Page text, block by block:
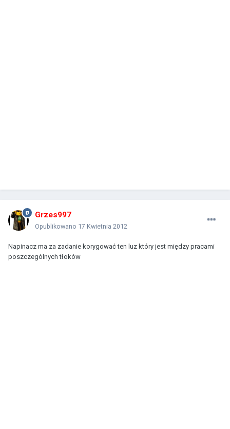
Grzes997
Opublikowano 17 Kwietnia 2012
Napinacz ma za zadanie korygować ten luz który jest między pracami
poszczególnych tłoków